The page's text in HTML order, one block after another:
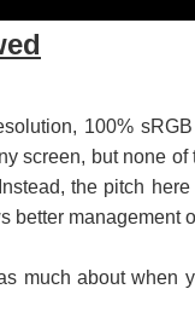
100%
screen, but none
the pitch
better management
much about when